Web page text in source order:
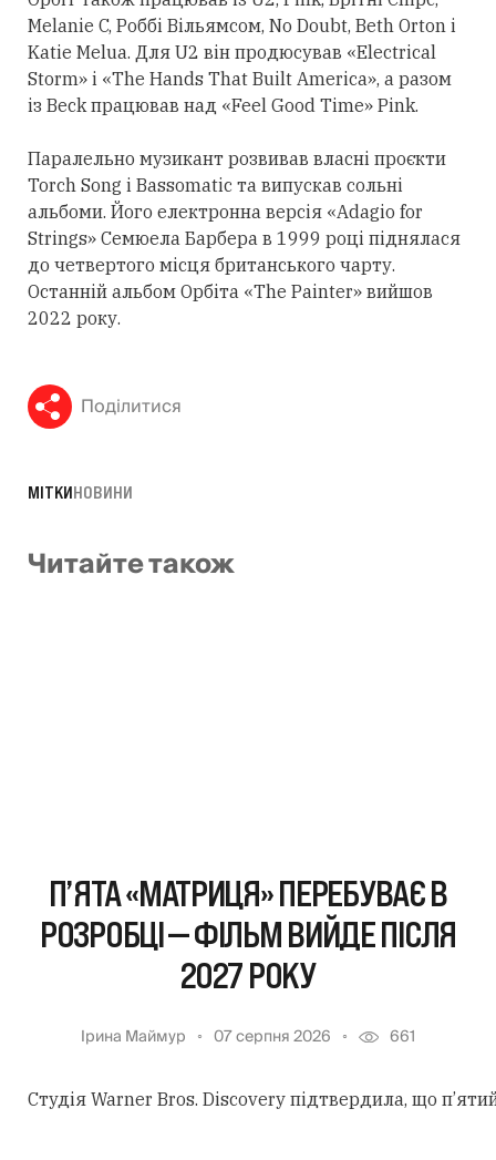
Melanie C, Роббі Вільямсом, No Doubt, Beth Orton і
Katie Melua. Для U2 він продюсував «Electrical
Storm» і «The Hands That Built America», а разом
із Beck працював над «Feel Good Time» Pink.
Паралельно музикант розвивав власні проєкти
Torch Song і Bassomatic та випускав сольні
альбоми. Його електронна версія «Adagio for
Strings» Семюела Барбера в 1999 році піднялася
до четвертого місця британського чарту.
Останній альбом Орбіта «The Painter» вийшов
2022 року.
Поділитися
МІТКИНОВИНИ
Читайте також
П’ЯТА «МАТРИЦЯ» ПЕРЕБУВАЄ В
РОЗРОБЦІ — ФІЛЬМ ВИЙДЕ ПІСЛЯ
2027 РОКУ
Ірина Маймур 07 серпня 2026 661
Студія Warner Bros. Discovery підтвердила, що